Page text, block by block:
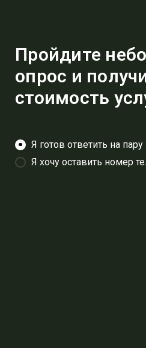
Пройдите
опрос и
стоимость
Я готов ответить на
Я хочу оставить номер